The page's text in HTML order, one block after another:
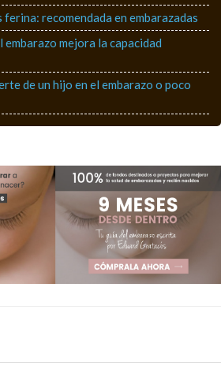
recomendada en embarazadas
embarazo mejora la capacidad
de un hijo en el embarazo o poco